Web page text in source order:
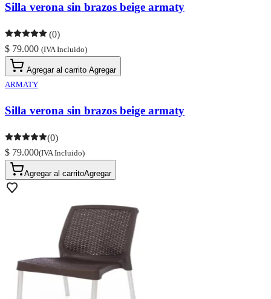
Silla verona sin brazos beige armaty
(0)
$ 79.000 (IVA Incluido)
Agregar al carrito Agregar
ARMATY
Silla verona sin brazos beige armaty
(0)
$ 79.000(IVA Incluido)
Agregar al carritoAgregar